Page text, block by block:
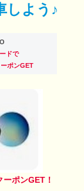
しよう♪
ドで
ポンGET
ポンGET！